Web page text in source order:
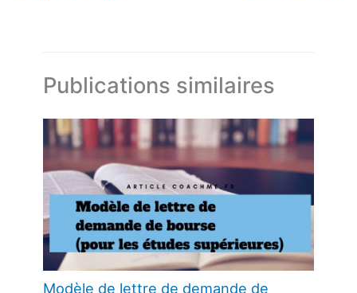
Publications similaires
Modèle de lettre de demande de